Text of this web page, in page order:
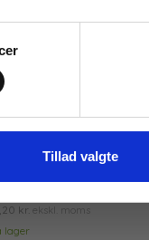
Tillad valgte
| 1 grøn |
| DIUBS
kr.
lager